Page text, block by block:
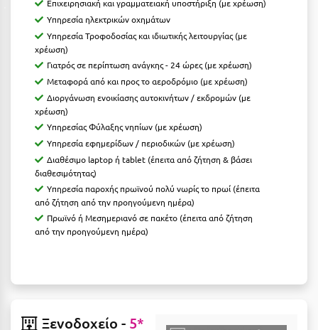
Κόνιτσα
Κόρινθος
Κορώνη
Κουρούτα Ηλείας
Κουφονήσια
Κρήτη
Κρουαζιέρες
Κύθηρα
Κύμη Ευβοίας
Επιχειρησιακή και γραμματειακή υποστήριξη (με χρέωση)
Υπηρεσία ηλεκτρικών οχημάτων
Υπηρεσία Τροφοδοσίας και ιδιωτικής λειτουργίας (με
χρέωση)
Γιατρός σε περίπτωση ανάγκης - 24 ώρες (με χρέωση)
Μεταφορά από και προς το αεροδρόμιο (με χρέωση)
Διοργάνωση ενοικίασης αυτοκινήτων / εκδρομών (με
χρέωση)
Υπηρεσίας Φύλαξης νηπίων (με χρέωση)
Υπηρεσία εφημερίδων / περιοδικών (με χρέωση)
Διαθέσιμο laptop ή tablet (έπειτα από ζήτηση & βάσει
διαθεσιμότητας)
Υπηρεσία παροχής πρωϊνού πολύ νωρίς το πρωί (έπειτα
από ζήτηση από την προηγούμενη ημέρα)
Πρωϊνό ή Μεσημεριανό σε πακέτο (έπειτα από ζήτηση
από την προηγούμενη ημέρα)
Ξενοδοχείο - 5*